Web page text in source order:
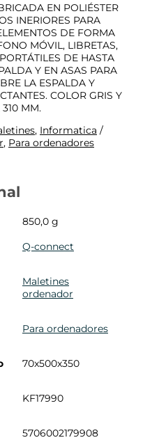
EN POLIÉSTER
INERIORES PARA
DE FORMA
MÓVIL, LIBRETAS,
DE HASTA
Y EN ASAS PARA
LA ESPALDA Y
COLOR GRIS Y
MM.
, Informatica
, Para ordenadores
850,0 g
Q-connect
Maletines
ordenador
Para ordenadores
70x500x350
KF17990
5706002179908